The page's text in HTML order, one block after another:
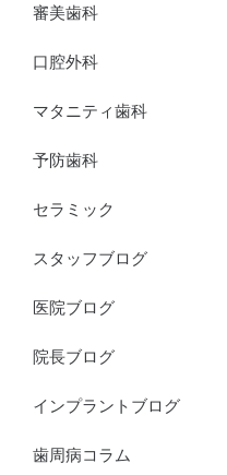
審美歯科
口腔外科
マタニティ歯科
予防歯科
セラミック
スタッフブログ
医院ブログ
院長ブログ
インプラントブログ
歯周病コラム